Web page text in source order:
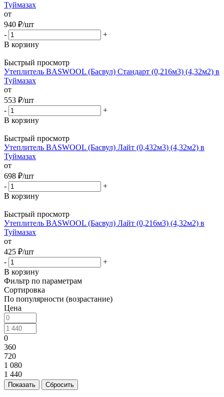
Туймазах
от
940 ₽/шт
-
+
В корзину
Быстрый просмотр
Утеплитель BASWOOL (Басвул) Стандарт (0,216м3) (4,32м2) в
Туймазах
от
553 ₽/шт
-
+
В корзину
Быстрый просмотр
Утеплитель BASWOOL (Басвул) Лайт (0,432м3) (4,32м2) в
Туймазах
от
698 ₽/шт
-
+
В корзину
Быстрый просмотр
Утеплитель BASWOOL (Басвул) Лайт (0,216м3) (4,32м2) в
Туймазах
от
425 ₽/шт
-
+
В корзину
Фильтр по параметрам
Сортировка
По популярности (возрастание)
Цена
0
360
720
1 080
1 440
Сбросить